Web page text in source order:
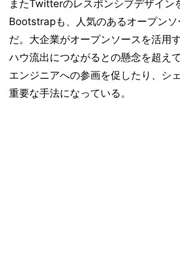
またTwitterのレスポンシブデザイン
Bootstrapも、人気のあるオープン
だ。大企業がオープンソースを活用
ハウ流出につながるとの懸念を超え
エンジニアへの参画を促したり、シ
重要な手法になっている。